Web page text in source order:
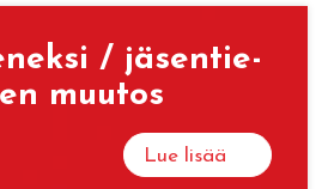
/ jä­sen­tie­
muu­tos
Lue lisää